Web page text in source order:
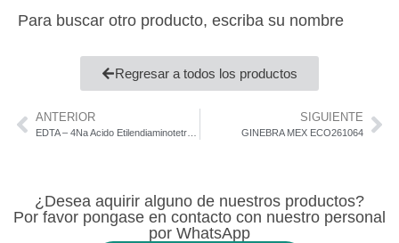
Para buscar otro producto, escriba su nombre
Regresar a todos los productos
ANTERIOR SIGUIENTE
GINEBRA MEX ECO261064
¿Desea aquirir alguno de nuestros productos?
Por favor pongase en contacto con nuestro personal
por WhatsApp